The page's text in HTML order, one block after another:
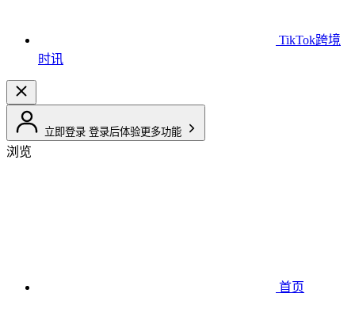
TikTok跨境
时讯
立即登录 登录后体验更多功能
浏览
首页